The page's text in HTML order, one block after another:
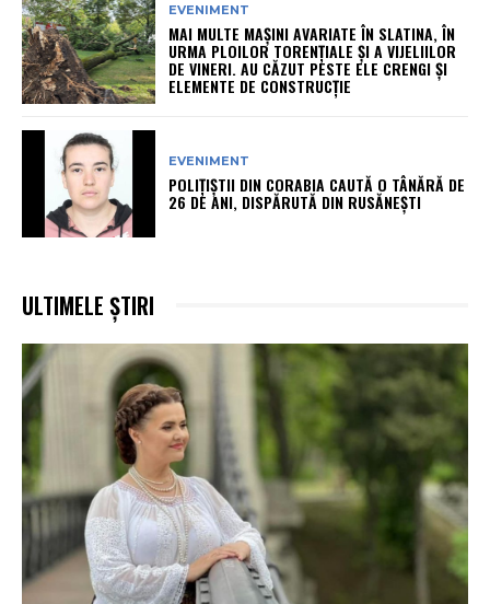
EVENIMENT
MAI MULTE MAȘINI AVARIATE ÎN SLATINA, ÎN
URMA PLOILOR TORENȚIALE ȘI A VIJELIILOR
DE VINERI. AU CĂZUT PESTE ELE CRENGI ȘI
ELEMENTE DE CONSTRUCȚIE
EVENIMENT
POLIȚIȘTII DIN CORABIA CAUTĂ O TÂNĂRĂ DE
26 DE ANI, DISPĂRUTĂ DIN RUSĂNEȘTI
ULTIMELE ȘTIRI